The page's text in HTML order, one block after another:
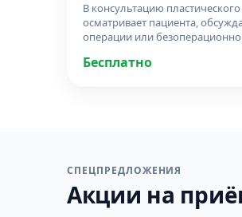
В консультацию
осматривает пациента,
операции или
Бесплатно
СПЕЦПРЕДЛОЖЕНИЯ
Акции на